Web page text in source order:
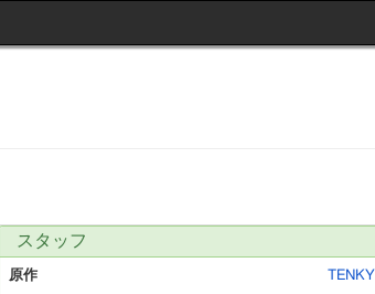
スタッフ
原作 TENKY